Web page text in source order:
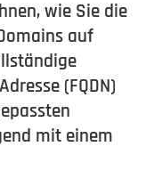
wie Sie die
auf
(FQDN)
mit einem